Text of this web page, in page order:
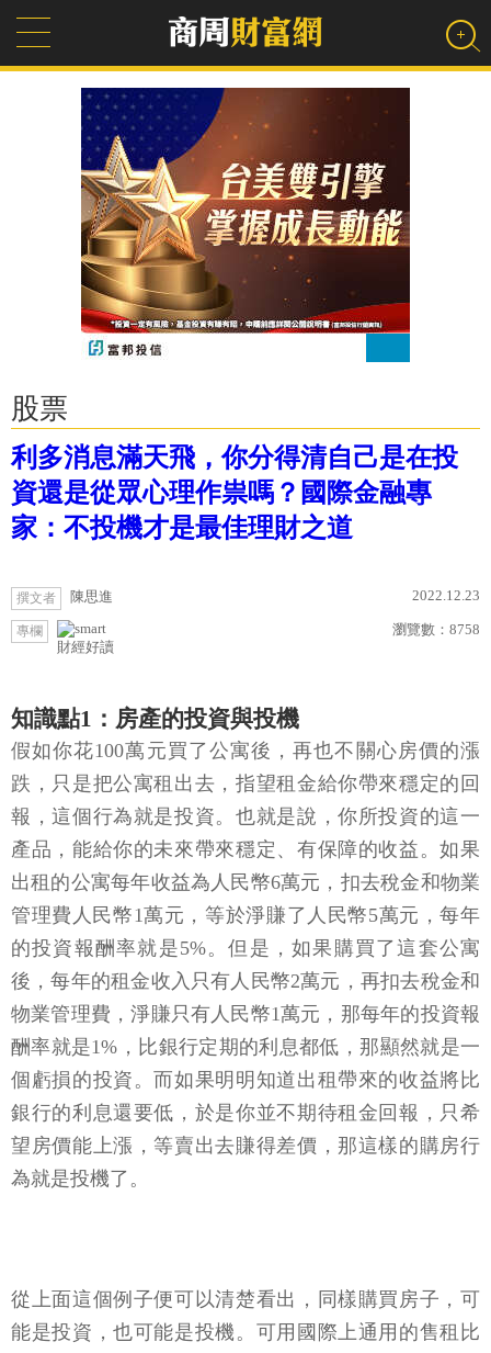
股票
利多消息滿天飛，你分得清自己是在投
資還是從眾心理作祟嗎？國際金融專
家：不投機才是最佳理財之道
撰文者 陳思進 2022.12.23
專欄
財經好讀
瀏覽數： 8758
知識點1：房產的投資與投機
假如你花100萬元買了公寓後，再也不關心房價的漲
跌，只是把公寓租出去，指望租金給你帶來穩定的回
報，這個行為就是投資。也就是說，你所投資的這一
產品，能給你的未來帶來穩定、有保障的收益。如果
出租的公寓每年收益為人民幣6萬元，扣去稅金和物業
管理費人民幣1萬元，等於淨賺了人民幣5萬元，每年
的投資報酬率就是5%。但是，如果購買了這套公寓
後，每年的租金收入只有人民幣2萬元，再扣去稅金和
物業管理費，淨賺只有人民幣1萬元，那每年的投資報
酬率就是1%，比銀行定期的利息都低，那顯然就是一
個虧損的投資。而如果明明知道出租帶來的收益將比
銀行的利息還要低，於是你並不期待租金回報，只希
望房價能上漲，等賣出去賺得差價，那這樣的購房行
為就是投機了。
從上面這個例子便可以清楚看出，同樣購買房子，可
能是投資，也可能是投機。可用國際上通用的售租比